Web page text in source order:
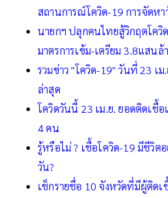
สถานการณ์โควิด-19 การจัดห
นายกฯ ปลุกคนไทยสู้วิกฤตโควิ
มาตรการเข้ม-เตรียม 3.8แสนล้
รวมข่าว "โควิด-19" วันที่ 23 เ
ล่าสุด
โควิดวันนี้ 23 เม.ย. ยอดติดเชื้
4 คน
รู้หรือไม่ ? เชื้อโควิด-19 มีชีวิต
วัน?
เช็กรายชื่อ 10 จังหวัดที่มีผู้ติดเ